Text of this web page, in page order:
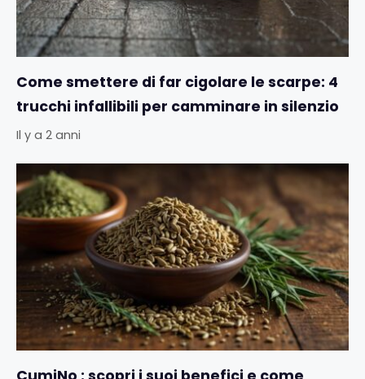
Come smettere di far cigolare le scarpe: 4
trucchi infallibili per camminare in silenzio
Il y a 2 anni